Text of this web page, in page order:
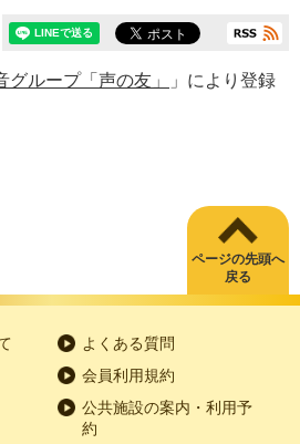
グループ「声の友」
」により登録
ページの先頭へ
戻る
よくある質問
会員利用規約
公共施設の案内・利用予
約